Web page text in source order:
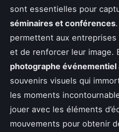
sont essentielles pour
séminaires et conférences
permettent aux
et de renforcer leur image.
photographe événementiel
souvenirs visuels qui
les moments
jouer avec les éléments
mouvements pour obtenir